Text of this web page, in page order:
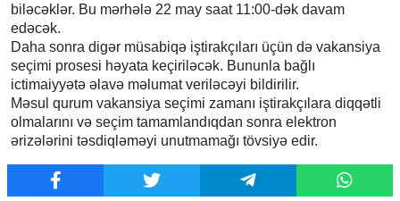
biləcəklər. Bu mərhələ 22 may saat 11:00-dək davam
edəcək.
Daha sonra digər müsabiqə iştirakçıları üçün də vakansiya
seçimi prosesi həyata keçiriləcək. Bununla bağlı
ictimaiyyətə əlavə məlumat veriləcəyi bildirilir.
Məsul qurum vakansiya seçimi zamanı iştirakçılara diqqətli
olmalarını və seçim tamamlandıqdan sonra elektron
ərizələrini təsdiqləməyi unutmamağı tövsiyə edir.